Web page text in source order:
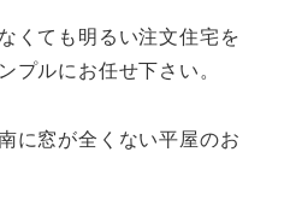
くても明るい注文住宅を
プルにお任せ下さい。
に窓が全くない平屋のお